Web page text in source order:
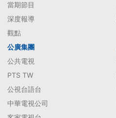
當期節目
深度報導
觀點
公廣集團
公共電視
PTS TW
公視台語台
中華電視公司